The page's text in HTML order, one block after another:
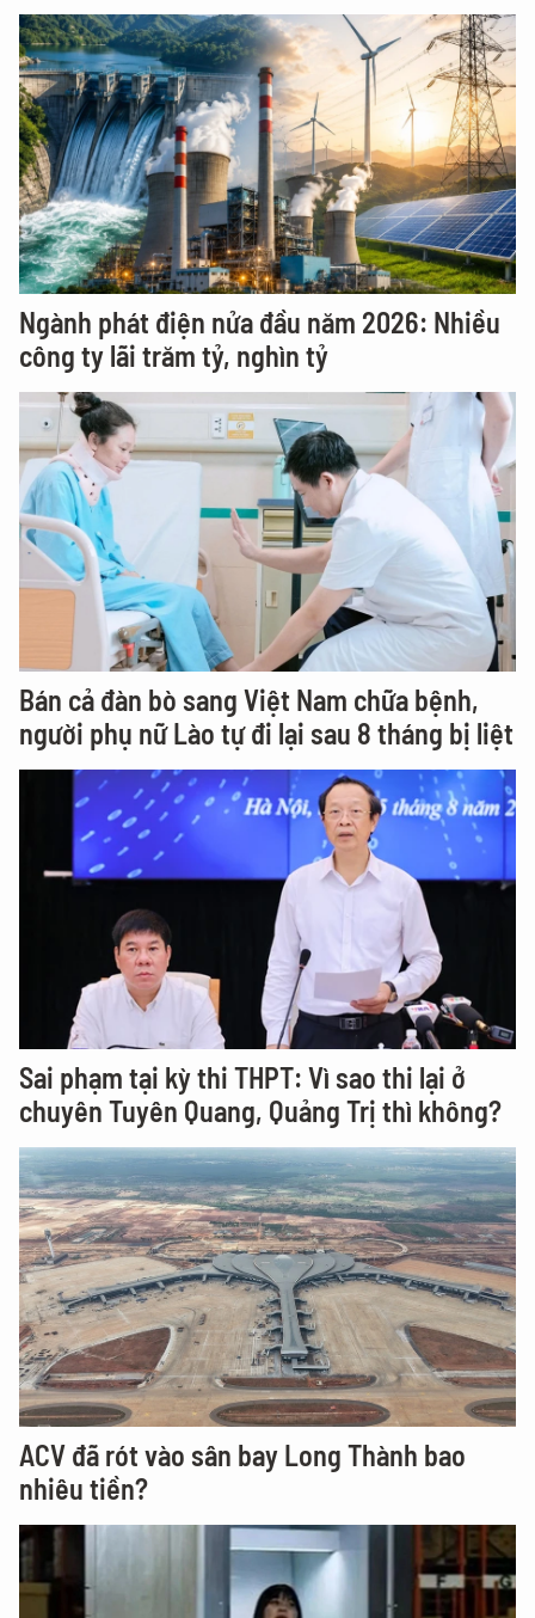
Ngành phát điện nửa đầu năm 2026: Nhiều
công ty lãi trăm tỷ, nghìn tỷ
Bán cả đàn bò sang Việt Nam chữa bệnh,
người phụ nữ Lào tự đi lại sau 8 tháng bị liệt
Sai phạm tại kỳ thi THPT: Vì sao thi lại ở
chuyên Tuyên Quang, Quảng Trị thì không?
ACV đã rót vào sân bay Long Thành bao
nhiêu tiền?